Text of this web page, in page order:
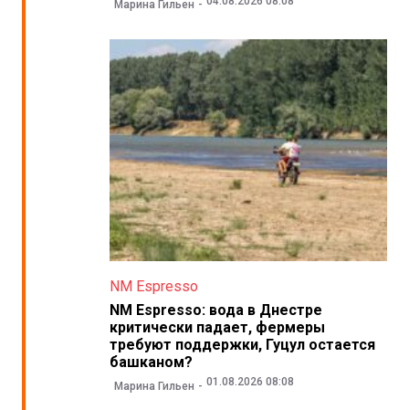
Марина Гильен
NM Espresso
NM Espresso: вода в Днестре
критически падает, фермеры
требуют поддержки, Гуцул остается
башканом?
Марина Гильен 01.08.2026 08:08